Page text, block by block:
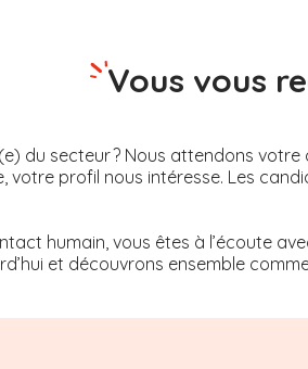
Vous vous
du secteur ? Nous attendons
votre profil nous intéresse. Les
humain, vous êtes à l’écoute
et découvrons ensemble